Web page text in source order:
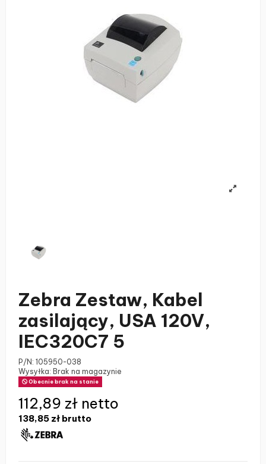
Zebra Zestaw, Kabel
zasilający, USA 120V,
IEC320C7 5
P/N: 105950-038
Wysyłka: Brak na magazynie
Obecnie brak na stanie
138,85 zł brutto
112,89 zł netto